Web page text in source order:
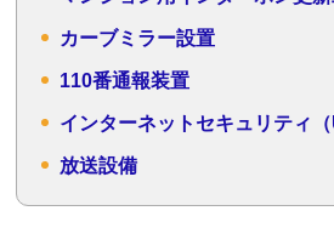
カーブミラー設置
110番通報装置
インターネットセキュリティ（
放送設備